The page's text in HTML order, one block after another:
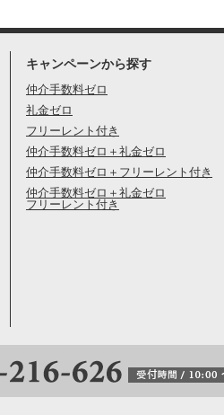
キャンペーンから探す
仲介手数料ゼロ
礼金ゼロ
フリーレント付き
仲介手数料ゼロ＋礼金ゼロ
仲介手数料ゼロ＋フリーレント付き
仲介手数料ゼロ＋礼金ゼロ
フリーレント付き